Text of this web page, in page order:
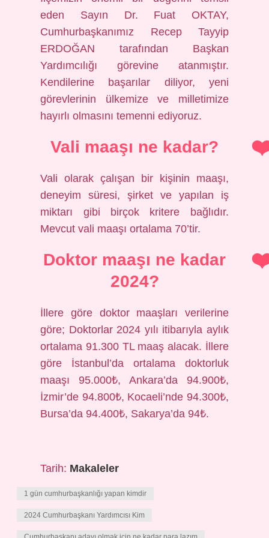
eden Sayın Dr. Fuat OKTAY,
Cumhurbaşkanımız Recep Tayyip
ERDOĞAN tarafından Başkan
Yardımcılığı görevine atanmıştır.
Kendilerine başarılar diliyor, yeni
görevlerinin ülkemize ve milletimize
hayırlı olmasını temenni ediyoruz.
Vali maaşı ne kadar?
Vali olarak çalışan bir kişinin maaşı,
deneyim süresi, şirket ve yapılan iş
miktarı gibi birçok kritere bağlıdır.
Mevcut vali maaşı ortalama 70’tir.
Doktor maaşı ne kadar
2024?
İllere göre doktor maaşları verilerine
göre; Doktorlar 2024 yılı itibarıyla aylık
ortalama 91.300 TL maaş alacak. İllere
göre İstanbul’da ortalama doktorluk
maaşı 95.000₺, Ankara’da 94.900₺,
İzmir’de 94.800₺, Kocaeli’nde 94.300₺,
Bursa’da 94.400₺, Sakarya’da 94₺.
Tarih: Makaleler
1 gün cumhurbaşkanlığı yapan kimdir
2024 Cumhurbaşkanı Yardımcısı Kim